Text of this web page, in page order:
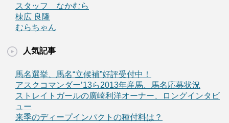
スタッフ なかむら
棟広 良隆
むらちゃん
人気記事
馬名選挙、馬名“立候補”好評受付中！
アスクコマンダー’13ら2013年産馬、馬名応募状況
ストレイトガールの廣崎利洋オーナー、ロングインタビ
ュー
来季のディープインパクトの種付料は？